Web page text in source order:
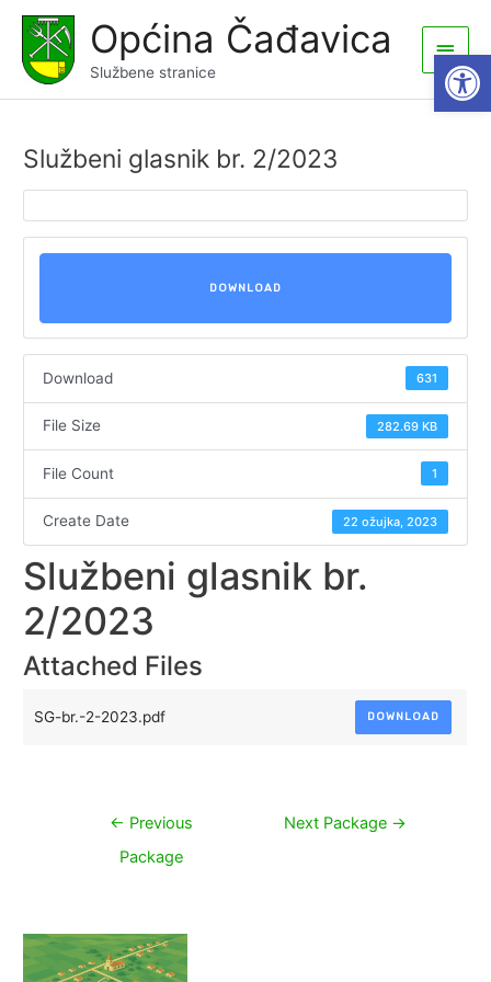
content
Općina Čađavica
Službene stranice
Main
Menu
Službeni glasnik br. 2/2023
DOWNLOAD
Download 631
File Size 282.69 KB
File Count 1
Create Date 22 ožujka, 2023
Službeni glasnik br.
2/2023
Attached Files
SG-br.-2-2023.pdf DOWNLOAD
Navigacija
← Previous
Package
Next Package →